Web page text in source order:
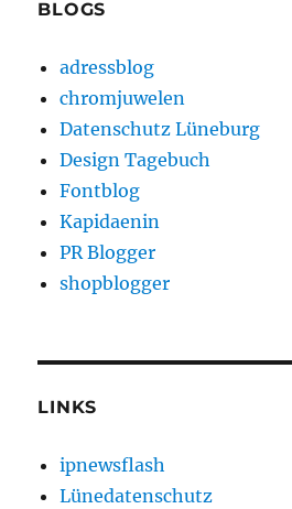
BLOGS
adressblog
chromjuwelen
Datenschutz Lüneburg
Design Tagebuch
Fontblog
Kapidaenin
PR Blogger
shopblogger
LINKS
ipnewsflash
Lünedatenschutz